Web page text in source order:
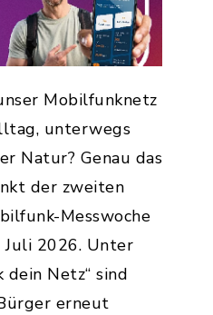
Mobilfunknetz
unterwegs
Natur? Genau das
der zweiten
Messwoche
Juli 2026. Unter
dein Netz“ sind
erneut